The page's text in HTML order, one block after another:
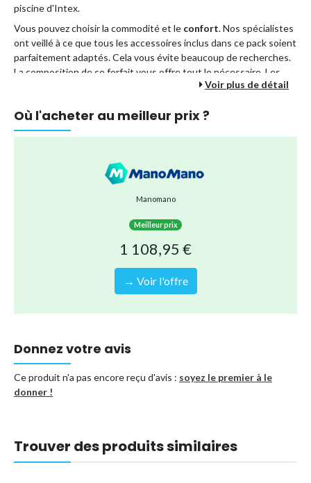
piscine d'Intex.
Vous pouvez choisir la commodité et le confort. Nos spécialistes
ont veillé à ce que tous les accessoires inclus dans ce pack soient
parfaitement adaptés. Cela vous évite beaucoup de recherches.
La composition de ce forfait vous offre tout le nécessaire. Les
accessoires séparément.
envoyé en une seule fois au lieu de plusieurs envois
Vous êtes assuré que tous les accessoires s'emboîtent
correctement. Donc pas de soucis !
Vous pouvez être sûr de pouvoir profiter sans soucis de
nombreux plaisirs de la piscine pour toute la famille.
Inclus le package de...
Type de piscine
Ovale
Voir plus de détail
Où l'acheter au meilleur prix ?
Manomano
Meilleur prix
1 108,95 €
→ Voir l'offre
Donnez votre avis
Ce produit n'a pas encore reçu d'avis : soyez le premier à le
donner !
Trouver des produits similaires